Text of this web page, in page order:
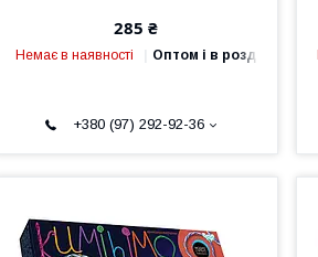
285 ₴
Немає в наявності Оптом і в роздріб
+380 (97) 292-92-36